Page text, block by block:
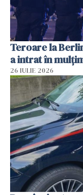
Teroare la
a intrat în
26 IULIE 2026